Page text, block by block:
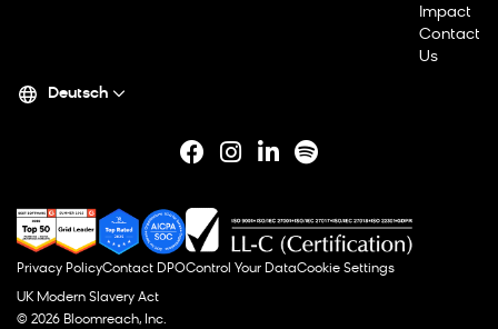
Impact
Contact
Us
Deutsch
© 2026 Bloomreach, Inc.
Privacy PolicyContact DPOControl Your DataCookie Settings
UK Modern Slavery Act